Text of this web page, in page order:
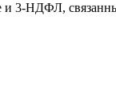
3-НДФЛ,